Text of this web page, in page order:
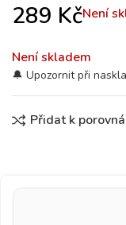
289 KčNení
Není skladem
Přidat k